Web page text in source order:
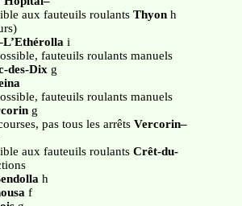
aux fauteuils roulants Thyon h
i
fauteuils roulants manuels
des-Dix g
fauteuils roulants manuels
g
pas tous les arrêts Vercorin–
aux fauteuils roulants Crêt-du-
h
f